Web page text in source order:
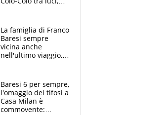
La famiglia di Franco
Baresi sempre
vicina anche
nell'ultimo viaggio,
circondati
dall'affetto dei tifosi
Baresi 6 per sempre,
l'omaggio dei tifosi a
Casa Milan è
commovente: